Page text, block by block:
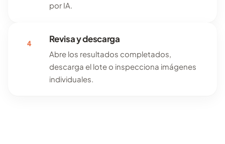
por IA.
4 Revisa y descarga
Abre los resultados completados,
descarga el lote o inspecciona imágenes
individuales.